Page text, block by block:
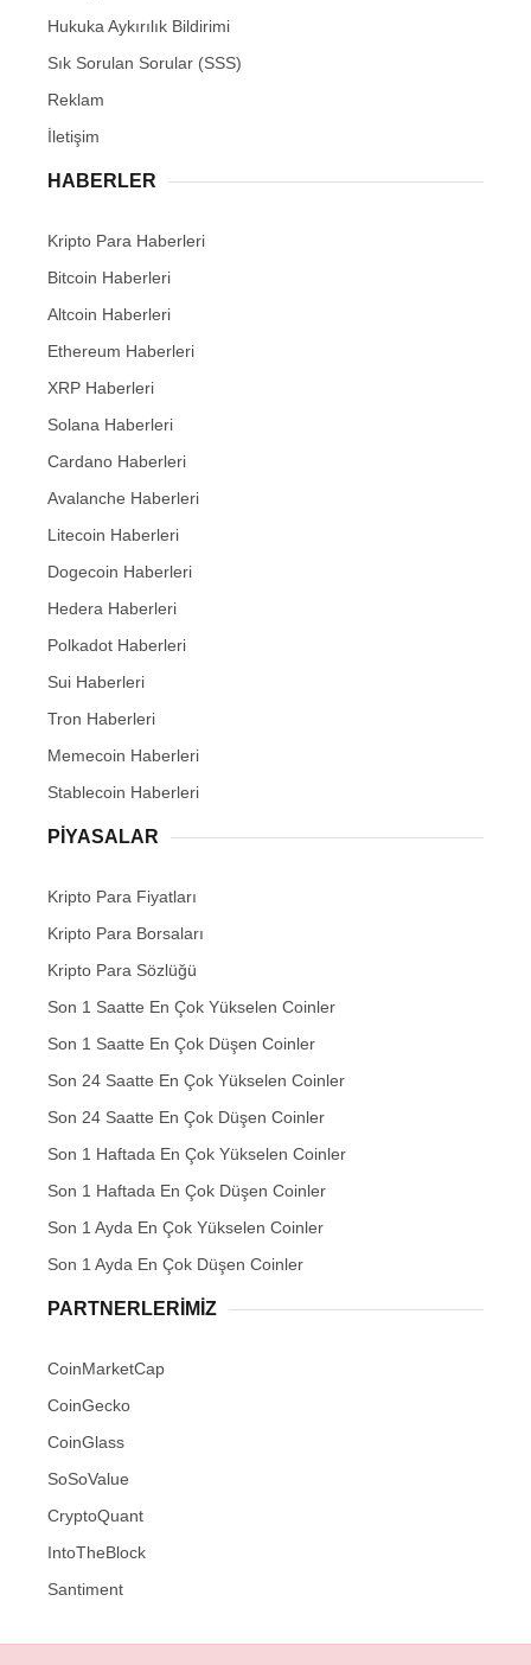
Hukuka Aykırılık Bildirimi
Sık Sorulan Sorular (SSS)
Reklam
İletişim
HABERLER
Kripto Para Haberleri
Bitcoin Haberleri
Altcoin Haberleri
Ethereum Haberleri
XRP Haberleri
Solana Haberleri
Cardano Haberleri
Avalanche Haberleri
Litecoin Haberleri
Dogecoin Haberleri
Hedera Haberleri
Polkadot Haberleri
Sui Haberleri
Tron Haberleri
Memecoin Haberleri
Stablecoin Haberleri
PIYASALAR
Kripto Para Fiyatları
Kripto Para Borsaları
Kripto Para Sözlüğü
Son 1 Saatte En Çok Yükselen Coinler
Son 1 Saatte En Çok Düşen Coinler
Son 24 Saatte En Çok Yükselen Coinler
Son 24 Saatte En Çok Düşen Coinler
Son 1 Haftada En Çok Yükselen Coinler
Son 1 Haftada En Çok Düşen Coinler
Son 1 Ayda En Çok Yükselen Coinler
Son 1 Ayda En Çok Düşen Coinler
PARTNERLERIMIZ
CoinMarketCap
CoinGecko
CoinGlass
SoSoValue
CryptoQuant
IntoTheBlock
Santiment